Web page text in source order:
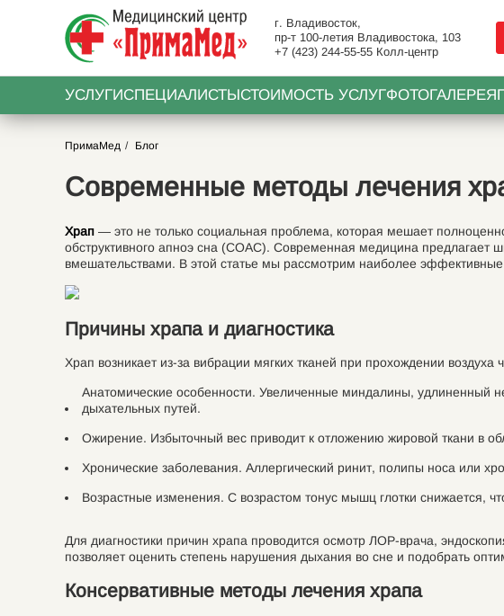
г. Владивосток,
пр-т 100-летия Владивостока, 103
+7 (423) 244-55-55 Колл-центр
УСЛУГИСПЕЦИАЛИСТЫСТОИМОСТЬ УСЛУГФОТОГАЛЕРЕЯ
ПримаМед Блог
Современные методы лечения
Храп — это не только социальная проблема, которая мешает
обструктивного апноэ сна (СОАС). Современная медицина предлагает
вмешательствами. В этой статье мы рассмотрим наиболее
Причины храпа и диагностика
Храп возникает из-за вибрации мягких тканей при прохождении
Анатомические особенности. Увеличенные миндалины, удлиненный
дыхательных путей.
Ожирение. Избыточный вес приводит к отложению жировой ткани в
Хронические заболевания. Аллергический ринит, полипы носа или
Возрастные изменения. С возрастом тонус мышц глотки снижается,
Для диагностики причин храпа проводится осмотр ЛОР-врача,
позволяет оценить степень нарушения дыхания во сне и подобрать
Консервативные методы лечения храпа